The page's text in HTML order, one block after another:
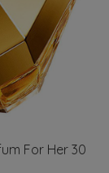
For Her 30